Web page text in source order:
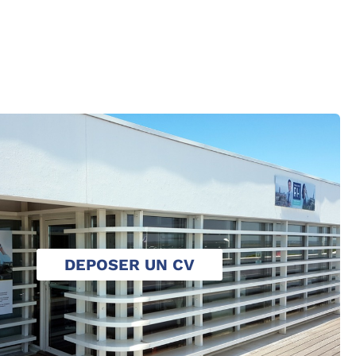
DEPOSER UN CV